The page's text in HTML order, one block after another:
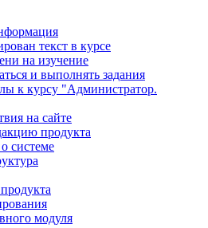
текст в курсе
на изучение
и выполнять задания
к курсу "Администратор.
на сайте
продукта
системе
модуля